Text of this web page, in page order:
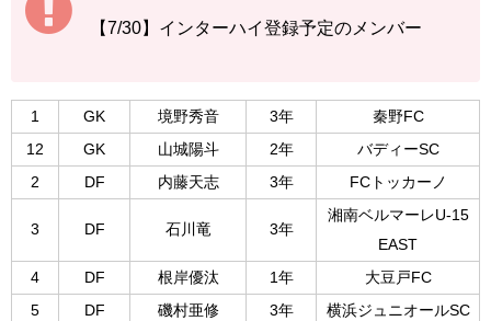
【7/30】インターハイ登録予定のメンバー
1 GK 境野秀音 3年
秦野FC
12
GK 山城陽斗 2年
バディーSC
2
DF 内藤天志 3年 FCトッカーノ
3 DF 石川竜 3年
湘南ベルマーレU-15
EAST
4
DF 根岸優汰 1年
大豆戸FC
5
DF 磯村亜修 3年
横浜ジュニオールSC